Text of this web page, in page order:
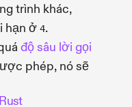
trình khác,
hạn ở 4.
độ sâu lời gọi
phép, nó sẽ